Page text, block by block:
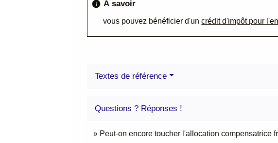
info À savoir
vous pouvez bénéficier d'uncrédit d'impôt pour
Textes de référence
Questions ? Réponses !
Peut-on encore toucher l'allocation compensatrice